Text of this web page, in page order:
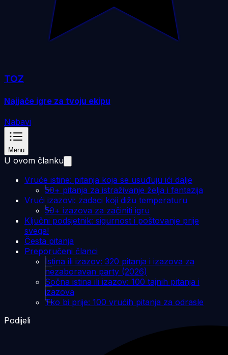
TOZ
Najjače igre za tvoju ekipu
Nabavi
Menu
U ovom članku
Vruće istine: pitanja koja se usuđuju ići dalje
50+ pitanja za istraživanje želja i fantazija
Vrući izazovi: zadaci koji dižu temperaturu
50+ izazova za začiniti igru
Ključni podsjetnik: sigurnost i poštovanje prije
svega!
Česta pitanja
Preporučeni članci
Istina ili izazov: 320 pitanja i izazova za
nezaboravan party (2026)
Sočna istina ili izazov: 100 tajnih pitanja i
izazova
Tko bi prije: 100 vrućih pitanja za odrasle
Podijeli